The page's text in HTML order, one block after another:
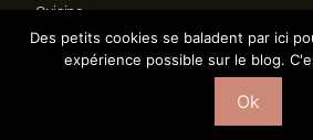
Cuisine
Salle de bain
Chambre
Des petits cookies se baladent par ici
expérience possible sur le blog.
Ok